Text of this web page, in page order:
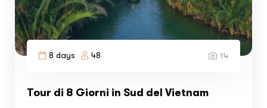
8 days 48 14
Tour di 8 Giorni in Sud del Vietnam